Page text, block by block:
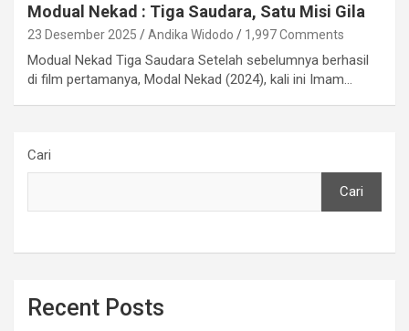
Modual Nekad : Tiga Saudara, Satu Misi Gila
23 Desember 2025 Andika Widodo 1,997 Comments
Modual Nekad Tiga Saudara Setelah sebelumnya berhasil
di film pertamanya, Modal Nekad (2024), kali ini Imam…
Cari
Cari
Recent Posts